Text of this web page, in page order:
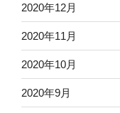
2020年12月
2020年11月
2020年10月
2020年9月